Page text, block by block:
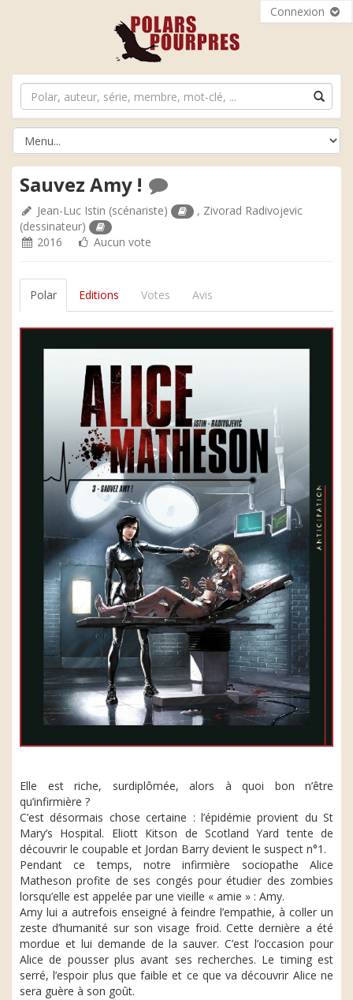
Connexion
Sauvez Amy !
Jean-Luc Istin (scénariste) , Zivorad Radivojevic
(dessinateur)
2016
Aucun vote
Polar Editions Votes Avis
Elle est riche, surdiplômée, alors à quoi bon n’être
qu’infirmière ?
C’est désormais chose certaine : l’épidémie provient du St
Mary’s Hospital. Eliott Kitson de Scotland Yard tente de
découvrir le coupable et Jordan Barry devient le suspect n°1.
Pendant ce temps, notre infirmière sociopathe Alice
Matheson profite de ses congés pour étudier des zombies
lorsqu’elle est appelée par une vieille « amie » : Amy.
Amy lui a autrefois enseigné à feindre l’empathie, à coller un
zeste d’humanité sur son visage froid. Cette dernière a été
mordue et lui demande de la sauver. C’est l’occasion pour
Alice de pousser plus avant ses recherches. Le timing est
serré, l’espoir plus que faible et ce que va découvrir Alice ne
sera guère à son goût.